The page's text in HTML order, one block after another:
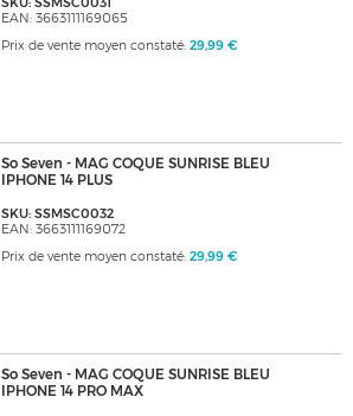
SKU: SSMSC0031
EAN: 3663111169065
Prix de vente moyen constaté: 29,99 €
So Seven - MAG COQUE SUNRISE BLEU
IPHONE 14 PLUS
SKU: SSMSC0032
EAN: 3663111169072
Prix de vente moyen constaté: 29,99 €
So Seven - MAG COQUE SUNRISE BLEU
IPHONE 14 PRO MAX